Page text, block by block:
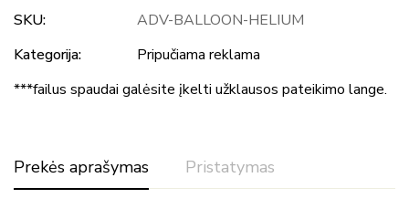
SKU:
ADV-BALLOON-HELIUM
Kategorija:
Pripučiama reklama
***failus spaudai galėsite įkelti užklausos pateikimo lange.
Prekės aprašymas Pristatymas